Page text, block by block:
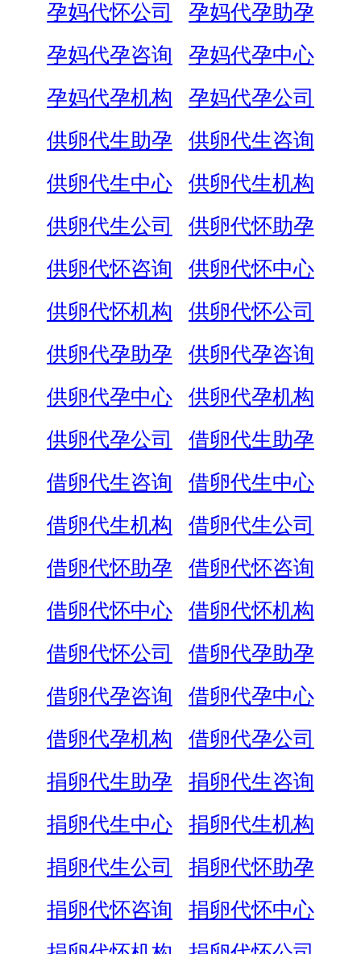
孕妈代怀公司
孕妈代孕助孕
孕妈代孕咨询
孕妈代孕中心
孕妈代孕机构
孕妈代孕公司
供卵代生助孕
供卵代生咨询
供卵代生中心
供卵代生机构
供卵代生公司
供卵代怀助孕
供卵代怀咨询
供卵代怀中心
供卵代怀机构
供卵代怀公司
供卵代孕助孕
供卵代孕咨询
供卵代孕中心
供卵代孕机构
供卵代孕公司
借卵代生助孕
借卵代生咨询
借卵代生中心
借卵代生机构
借卵代生公司
借卵代怀助孕
借卵代怀咨询
借卵代怀中心
借卵代怀机构
借卵代怀公司
借卵代孕助孕
借卵代孕咨询
借卵代孕中心
借卵代孕机构
借卵代孕公司
捐卵代生助孕
捐卵代生咨询
捐卵代生中心
捐卵代生机构
捐卵代生公司
捐卵代怀助孕
捐卵代怀咨询
捐卵代怀中心